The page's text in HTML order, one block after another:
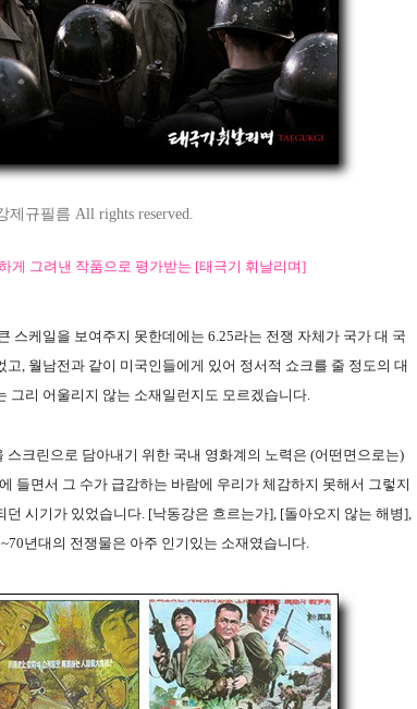
규필름 All rights reserved.
게 그려낸 작품으로 평가받는 [태극기 휘날리며]
스케일을 보여주지 못한데에는 6.25라는 전쟁 자체가 국가 대 국
, 월남전과 같이 미국인들에게 있어 정서적 쇼크를 줄 정도의 대
그리 어울리지 않는 소재일런지도 모르겠습니다.
크린으로 담아내기 위한 국내 영화계의 노력은 (어떤면으로는)
들면서 그 수가 급감하는 바람에 우리가 체감하지 못해서 그렇지
시기가 있었습니다. [낙동강은 흐르는가], [돌아오지 않는 해병],
년대의 전쟁물은 아주 인기있는 소재였습니다.